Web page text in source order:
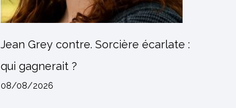
Jean Grey contre. Sorcière écarlate :
qui gagnerait ?
08/08/2026